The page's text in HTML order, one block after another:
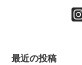
ア
イ
最近の投稿